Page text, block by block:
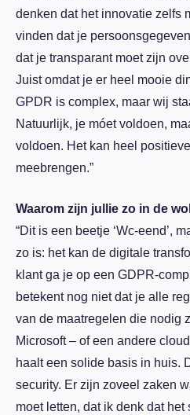
denken dat het innovatie zelfs
vinden dat je
dat je transparant moet zijn
Juist omdat je er heel mooie
GPDR is complex, maar wij
Natuurlijk, je móet voldoen,
voldoen. Het kan heel
meebrengen.”
Waarom zijn jullie zo in de
“Dit is een beetje ‘Wc-eend’,
zo is: het kan de digitale
klant ga je op een GDPR-
betekent nog niet dat je alle
van de maatregelen die nodig
Microsoft – of een andere
haalt een solide basis in huis.
security. Er zijn zoveel zaken
moet letten, dat ik denk dat het